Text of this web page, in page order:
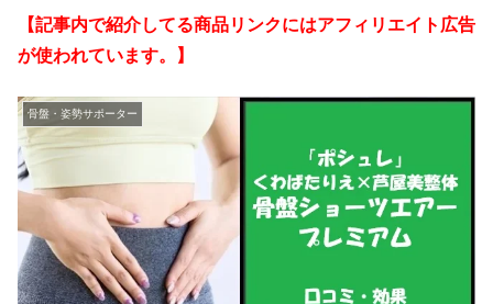
【記事内で紹介してる商品リンクにはアフィリエイト広告
が使われています。】
骨盤・姿勢サポーター